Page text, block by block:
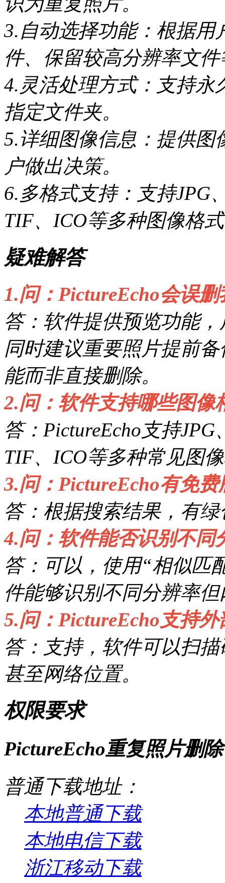
3.自动选择功能：根据用
件、保留较高分辨率文
4.灵活处理方式：支持永
指定文件夹。
5.详细图像信息：提供图
户做出决策。
6.多格式支持：支持JPG
TIF、ICO等多种图像格
疑难解答
1.问：PictureEcho会误
答：软件提供预览功能
同时建议重要照片提前
能而非直接删除。
2.问：软件支持哪些图像
答：PictureEcho支持
TIF、ICO等多种常见图
3.问：PictureEcho有免
答：根据搜索结果，有
4.问：软件能否识别不同
答：可以，使用“相似匹
件能够识别不同分辨率
5.问：PictureEcho支持
答：支持，软件可以扫
甚至网络位置。
权限要求
PictureEcho重复照片删
普通下载地址：
本地普通下载
本地电信下载
浙江移动下载